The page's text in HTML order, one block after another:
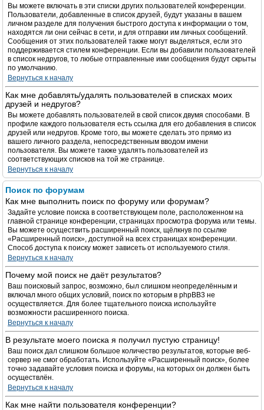
Вы можете включать в эти списки других пользователей конференции.
Пользователи, добавленные в список друзей, будут указаны в вашем
личном разделе для получения быстрого доступа к информации о том,
находятся ли они сейчас в сети, и для отправки им личных сообщений.
Сообщения от этих пользователей также могут выделяться, если это
поддерживается стилем конференции. Если вы добавили пользователей
в список недругов, то любые отправленные ими сообщения будут скрыты
по умолчанию.
Вернуться к началу
Как мне добавлять/удалять пользователей в списках моих
друзей и недругов?
Вы можете добавлять пользователей в свой список двумя способами. В
профиле каждого пользователя есть ссылка для его добавления в список
друзей или недругов. Кроме того, вы можете сделать это прямо из
вашего личного раздела, непосредственным вводом имени
пользователя. Вы можете также удалять пользователей из
соответствующих списков на той же странице.
Вернуться к началу
Поиск по форумам
Как мне выполнить поиск по форуму или форумам?
Задайте условие поиска в соответствующем поле, расположенном на
главной странице конференции, страницах просмотра форума или темы.
Вы можете осуществить расширенный поиск, щёлкнув по ссылке
«Расширенный поиск», доступной на всех страницах конференции.
Способ доступа к поиску может зависеть от используемого стиля.
Вернуться к началу
Почему мой поиск не даёт результатов?
Ваш поисковый запрос, возможно, был слишком неопределённым и
включал много общих условий, поиск по которым в phpBB3 не
осуществляется. Для более тщательного поиска используйте
возможности расширенного поиска.
Вернуться к началу
В результате моего поиска я получил пустую страницу!
Ваш поиск дал слишком большое количество результатов, которые веб-
сервер не смог обработать. Используйте «Расширенный поиск», более
точно задавайте условия поиска и форумы, на которых он должен быть
осуществлён.
Вернуться к началу
Как мне найти пользователя конференции?